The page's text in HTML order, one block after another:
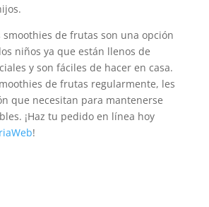
smoothies de frutas son una opción
niños ya que están llenos de
y son fáciles de hacer en casa.
de frutas regularmente, les
que necesitan para mantenerse
¡Haz tu pedido en línea hoy
!